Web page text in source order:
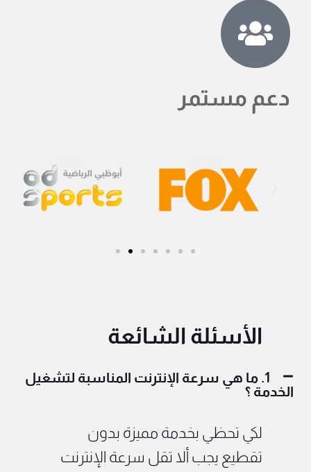
دعم مستمر
الأسئلة الشائعة
1. ما هي سرعة الإنترنت المناسبة لتشغيل
الخدمة ؟
لكي تحظي بخدمة مميزة بدون
تقطيع يجب ألا تقل سرعة الإنترنت